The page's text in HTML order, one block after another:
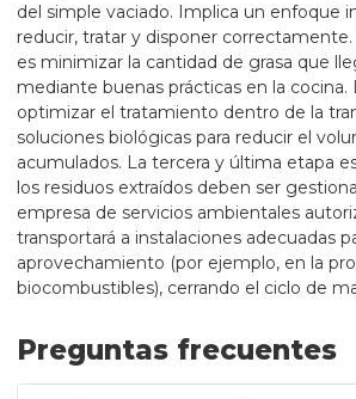
del simple vaciado. Implica un enfoque
reducir, tratar y disponer
es minimizar la cantidad de grasa que
mediante buenas prácticas en la cocina.
optimizar el tratamiento dentro de la
soluciones biológicas para reducir el
acumulados. La tercera y última etapa
los residuos extraídos deben ser
empresa de servicios ambientales
transportará a instalaciones adecuadas
aprovechamiento (por ejemplo, en la
biocombustibles), cerrando el ciclo de
Preguntas frecuentes